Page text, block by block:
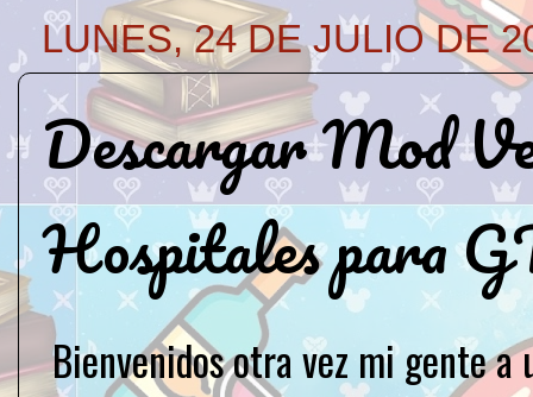
LUNES, 24 DE JULIO DE
Descargar Mod
Hospitales para
Bienvenidos otra vez mi gente a